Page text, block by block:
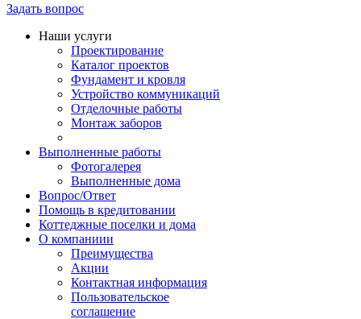
Задать вопрос
Наши услуги
Проектирование
Каталог проектов
Фундамент и кровля
Устройство коммуникаций
Отделочные работы
Монтаж заборов
Выполненные работы
Фотогалерея
Выполненные дома
Вопрос/Ответ
Помощь в кредитовании
Коттеджные поселки и дома
О компаниии
Преимущества
Акции
Контактная информация
Пользовательское
соглашение